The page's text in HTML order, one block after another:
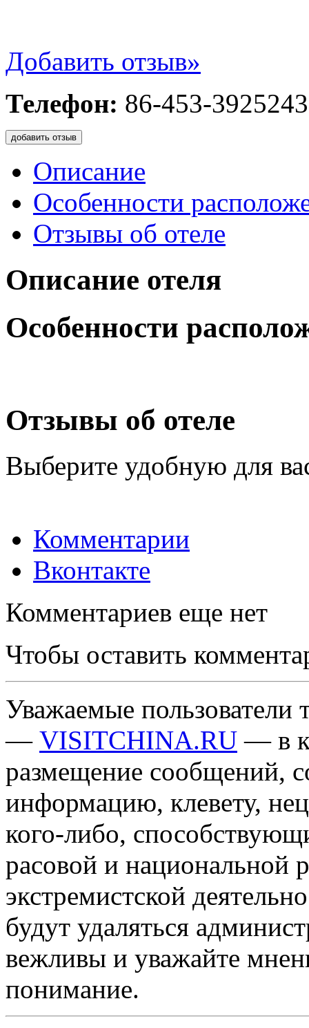
Добавить отзыв»
Телефон: 86-453-3925243
добавить отзыв
Описание
Особенности
Отзывы об отеле
Описание отеля
Особенности
Отзывы об отеле
Выберите удобную для
Комментарии
Вконтакте
Комментариев еще нет
Чтобы оставить
Уважаемые пользователи
— VISITCHINA.RU — в
размещение сообщений,
информацию, клевету,
кого-либо,
расовой и национальной
экстремистской
будут удаляться
вежливы и уважайте
понимание.